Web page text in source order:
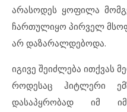
არასოდეს ყოფილა
ჩართულიყო პირველ
არ დაზარალდებოდა.
იგივე შეიძლება ითქვას
როდესაც ჰიტლერი
დასაპყრობად იმ